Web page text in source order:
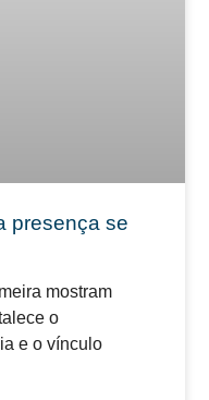
presença se
mostram
o
e o vínculo